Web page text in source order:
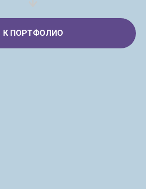
К ПОРТФОЛИО